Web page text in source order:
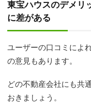
東宝ハウスのデメリ
に差がある
ユーザーの口コミによれ
の意見もあります。
どの不動産会社にも共
おきましょう。